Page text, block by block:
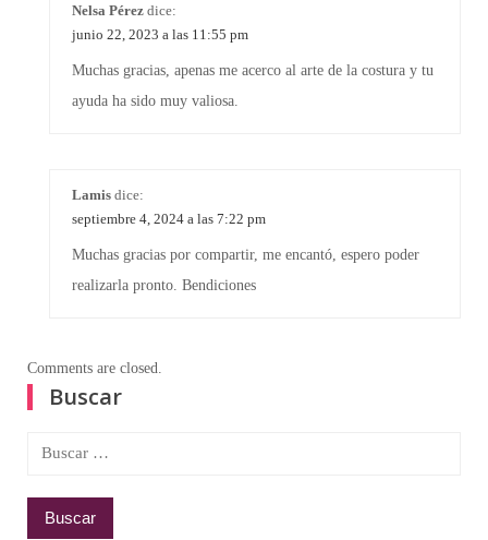
Nelsa Pérez dice:
junio 22, 2023 a las 11:55 pm
Muchas gracias, apenas me acerco al arte de la costura y tu
ayuda ha sido muy valiosa.
Lamis dice:
septiembre 4, 2024 a las 7:22 pm
Muchas gracias por compartir, me encantó, espero poder
realizarla pronto. Bendiciones
Comments are closed.
Buscar
Buscar: